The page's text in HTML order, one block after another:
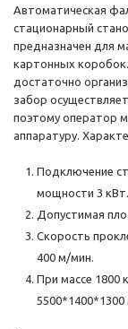
Автоматическая
стационарный
предназначен для
картонных
достаточно
забор
поэтому оператор
аппаратуру.
Подключение
мощности 3 кВт.
Допустимая
Скорость
400 м/мин.
При массе 1800
5500*1400*1300